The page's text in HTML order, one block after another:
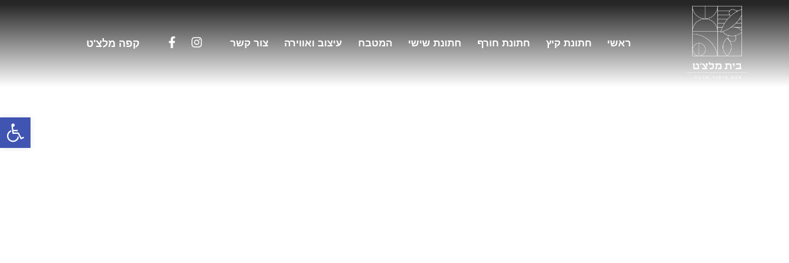
ראשי חתונת קיץ חתונת חורף חתונת שישי המטבח עיצוב ואווירה צור קשר קפה מלצ'ט